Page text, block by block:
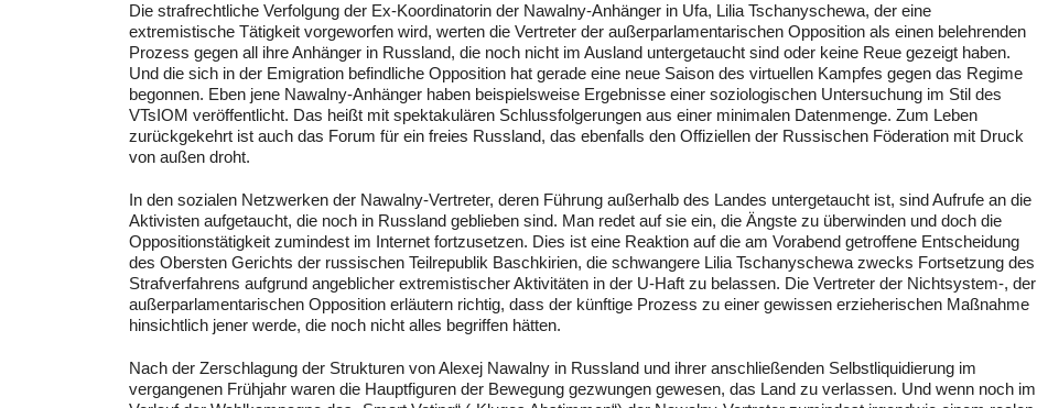
Die strafrechtliche Verfolgung der Ex-Koordinatorin der Nawalny-Anhänger in Ufa, Lilia Tschanyschewa, der eine
extremistische Tätigkeit vorgeworfen wird, werten die Vertreter der außerparlamentarischen Opposition als einen belehrenden
Prozess gegen all ihre Anhänger in Russland, die noch nicht im Ausland untergetaucht sind oder keine Reue gezeigt haben.
Und die sich in der Emigration befindliche Opposition hat gerade eine neue Saison des virtuellen Kampfes gegen das Regime
begonnen. Eben jene Nawalny-Anhänger haben beispielsweise Ergebnisse einer soziologischen Untersuchung im Stil des
VTsIOM veröffentlicht. Das heißt mit spektakulären Schlussfolgerungen aus einer minimalen Datenmenge. Zum Leben
zurückgekehrt ist auch das Forum für ein freies Russland, das ebenfalls den Offiziellen der Russischen Föderation mit Druck
von außen droht.
In den sozialen Netzwerken der Nawalny-Vertreter, deren Führung außerhalb des Landes untergetaucht ist, sind Aufrufe an die
Aktivisten aufgetaucht, die noch in Russland geblieben sind. Man redet auf sie ein, die Ängste zu überwinden und doch die
Oppositionstätigkeit zumindest im Internet fortzusetzen. Dies ist eine Reaktion auf die am Vorabend getroffene Entscheidung
des Obersten Gerichts der russischen Teilrepublik Baschkirien, die schwangere Lilia Tschanyschewa zwecks Fortsetzung des
Strafverfahrens aufgrund angeblicher extremistischer Aktivitäten in der U-Haft zu belassen. Die Vertreter der Nichtsystem-, der
außerparlamentarischen Opposition erläutern richtig, dass der künftige Prozess zu einer gewissen erzieherischen Maßnahme
hinsichtlich jener werde, die noch nicht alles begriffen hätten.
Nach der Zerschlagung der Strukturen von Alexej Nawalny in Russland und ihrer anschließenden Selbstliquidierung im
vergangenen Frühjahr waren die Hauptfiguren der Bewegung gezwungen gewesen, das Land zu verlassen. Und wenn noch im